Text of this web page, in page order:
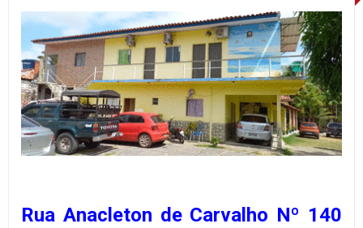
Rua Anacleton de Carvalho Nº 140